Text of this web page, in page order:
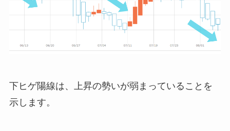
下ヒゲ陽線は、上昇の勢いが弱まっていることを
示します。